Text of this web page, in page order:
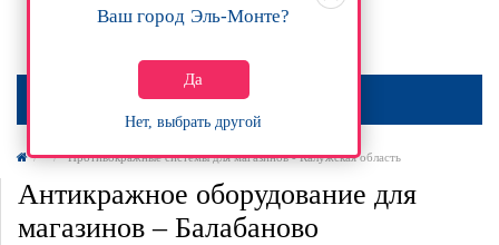
Ваш город Эль-Монте?
Да
Нет, выбрать другой
0Р
МЕНЮ
Противокражные системы для магазинов - Калужская область
Антикражное оборудование для
магазинов – Балабаново